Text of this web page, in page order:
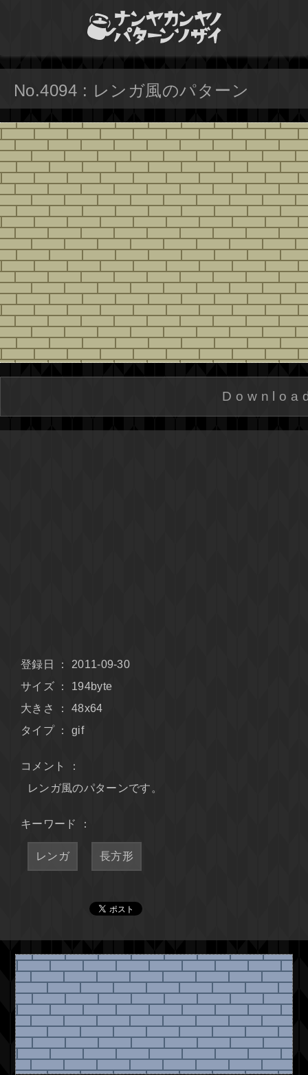
No.4094 : レンガ風のパターン
登録日 ： 2011-09-30
サイズ ： 194byte
大きさ ： 48x64
タイプ ： gif
コメント ：
レンガ風のパターンです。
キーワード ：
レンガ 長方形